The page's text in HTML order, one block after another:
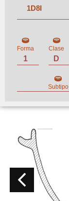
1D8I
Forma
1
Clase
D
Subtipo